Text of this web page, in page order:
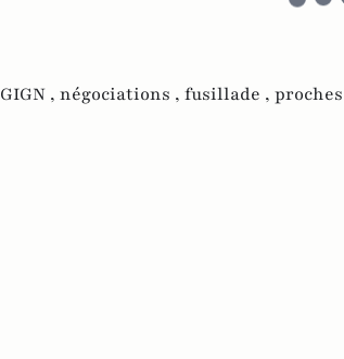
GIGN , négociations , fusillade ,